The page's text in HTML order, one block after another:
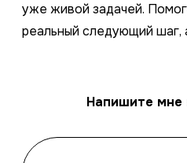
уже живой задачей.
реальный следующий шаг,
Напишите мне